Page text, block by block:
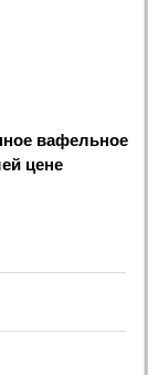
вафельное
цене